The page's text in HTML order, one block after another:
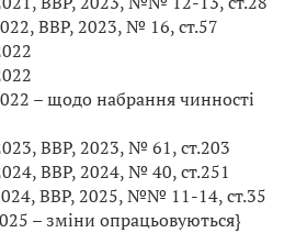
ВВР, 2023, № 16, ст.57
– щодо набрання чинності
ВВР, 2023, № 61, ст.203
ВВР, 2024, № 40, ст.251
ВВР, 2025, №№ 11-14, ст.35
– зміни опрацьовуються}